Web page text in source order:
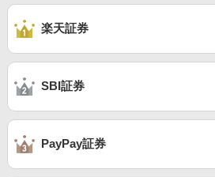
楽天証券
SBI証券
PayPay証券